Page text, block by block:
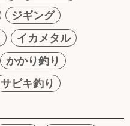
ジギング
イカメタル
かかり釣り
サビキ釣り